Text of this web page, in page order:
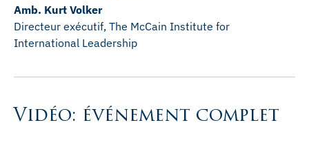
Amb. Kurt Volker
Directeur exécutif, The McCain Institute for
International Leadership
Vidéo: événement complet